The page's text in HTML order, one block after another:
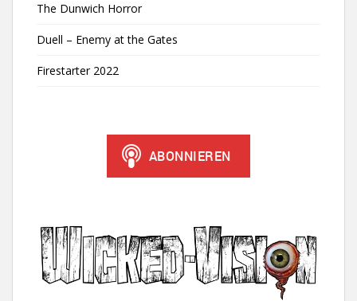
The Dunwich Horror
Duell – Enemy at the Gates
Firestarter 2022